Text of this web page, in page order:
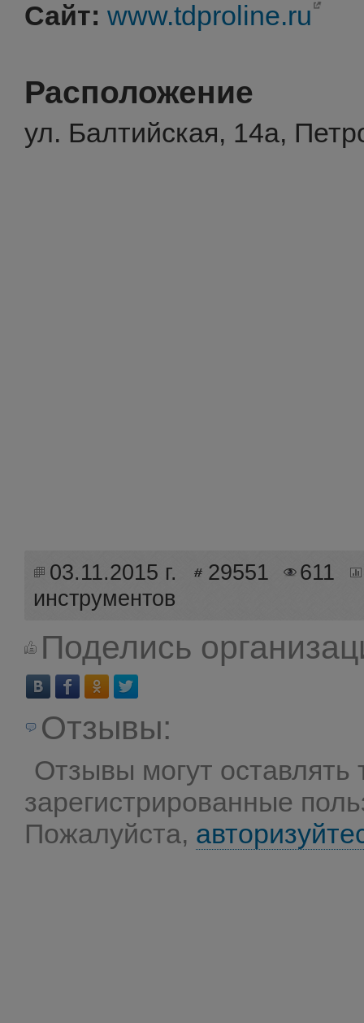
Сайт: www.tdproline.ru
Расположение
ул. Балтийская, 14а,
03.11.2015 г. 29551
611
инструментов
Поделись
Отзывы:
Отзывы могут оставлять
зарегистрированные
Пожалуйста,